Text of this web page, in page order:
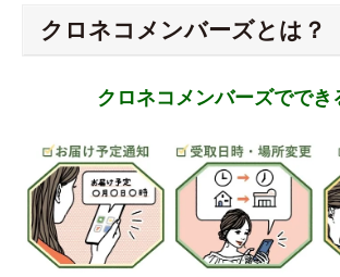
クロネコメンバーズとは？
クロネコメンバーズででき